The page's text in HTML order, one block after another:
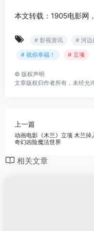
本文转载：1905电影网
# 影视资讯 # 河边
# 祝你幸福！
# 立项
© 版权声明
文章版权归作者所有，未经允
上一篇
动画电影《木兰》立项 木兰掉
奇幻凶险魔法世界
相关文章